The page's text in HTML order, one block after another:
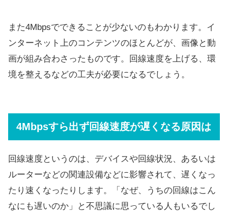
また4Mbpsでできることが少ないのもわかります。イ
ンターネット上のコンテンツのほとんどが、画像と動
画が組み合わさったものです。回線速度を上げる、環
境を整えるなどの工夫が必要になるでしょう。
4Mbpsすら出ず回線速度が遅くなる原因は
回線速度というのは、デバイスや回線状況、あるいは
ルーターなどの関連設備などに影響されて、遅くなっ
たり速くなったりします。「なぜ、うちの回線はこん
なにも遅いのか」と不思議に思っている人もいるでし